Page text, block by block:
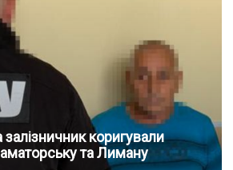
коригували
та Лиману